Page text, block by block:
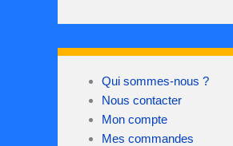
Qui sommes-nous ?
Nous contacter
Mon compte
Mes commandes